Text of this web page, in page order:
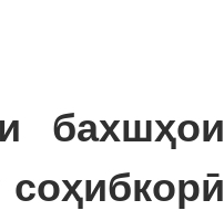
бахшҳои